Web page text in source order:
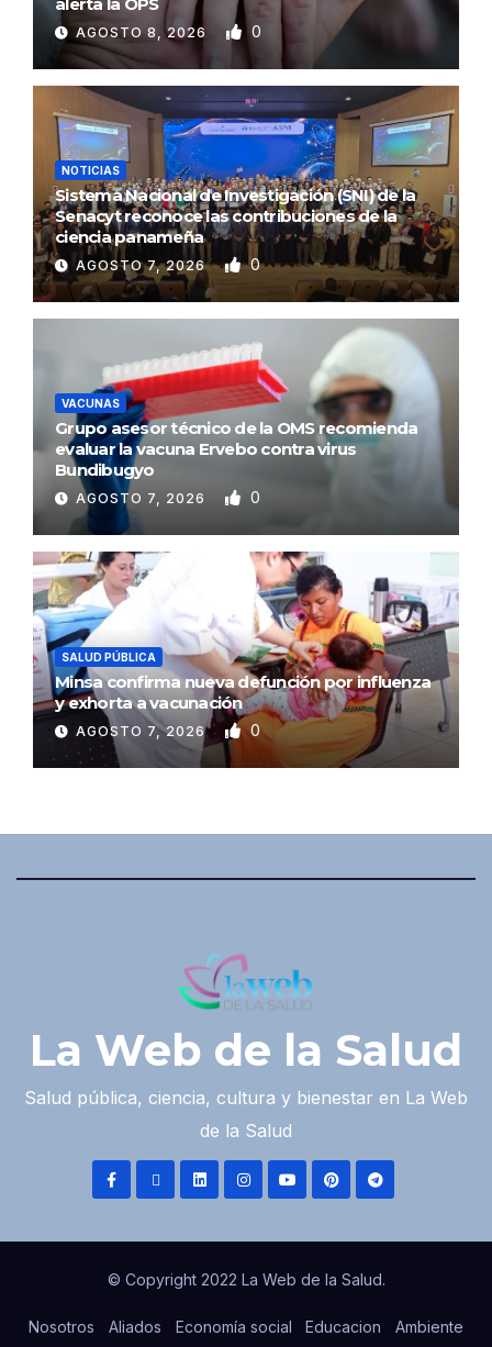
AGOSTO 8, 2026 0
NOTICIAS
Sistema Nacional de Investigación (SNI) de la
Senacyt reconoce las contribuciones de la
ciencia panameña
AGOSTO 7, 2026 0
VACUNAS
Grupo asesor técnico de la OMS recomienda
evaluar la vacuna Ervebo contra virus
Bundibugyo
AGOSTO 7, 2026 0
SALUD PÚBLICA
Minsa confirma nueva defunción por influenza
y exhorta a vacunación
AGOSTO 7, 2026 0
La Web de la Salud
Salud pública, ciencia, cultura y bienestar en La Web
de la Salud
© Copyright 2022 La Web de la Salud.
Nosotros Aliados Economía social Educacion Ambiente